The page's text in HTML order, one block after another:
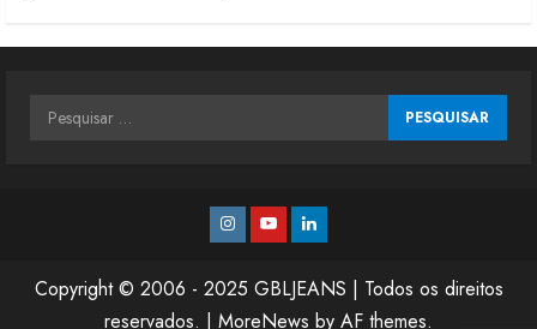
Pesquisar
Instagram
YoutubeLinkedin
Copyright © 2006 - 2025 GBLJEANS | Todos os direitos
reservados. | MoreNews by AF themes.